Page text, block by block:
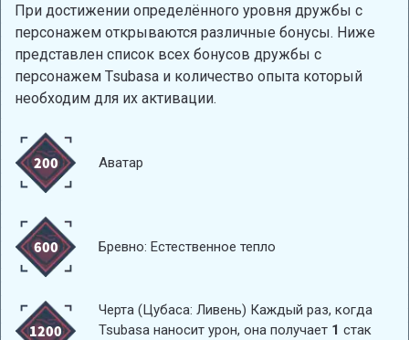
При достижении определённого уровня дружбы с
персонажем открываются различные бонусы. Ниже
представлен список всех бонусов дружбы с
персонажем Tsubasa и количество опыта который
необходим для их активации.
200 Аватар
600 Бревно: Естественное тепло
1200
Черта (Цубаса: Ливень) Каждый раз, когда
Tsubasa наносит урон, она получает 1 стак